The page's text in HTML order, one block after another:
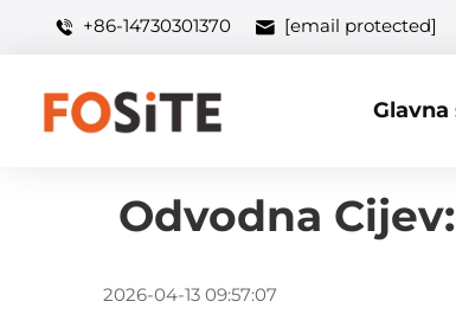
+86-14730301370 [email protected]
Odvodna
2026-04-13 09:57:07